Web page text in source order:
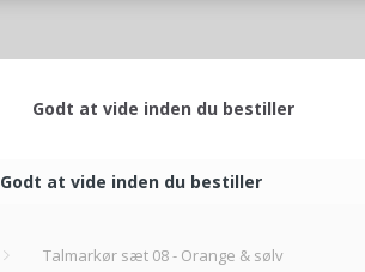
Godt at vide inden du bestiller
Godt at vide inden du bestiller
Talmarkør sæt 08 - Orange & sølv